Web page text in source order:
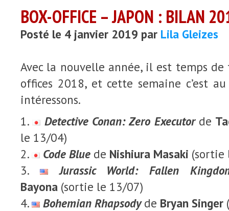
BOX-OFFICE – JAPON : BILAN
Posté le 4 janvier 2019 par Lila Gleizes
Avec la nouvelle année, il est temps
offices 2018, et cette semaine c’est
intéressons.
Detective Conan: Zero Executorde
le 13/04)
Code Blue de Nishiura Masaki (sortie
Jurassic World: Fallen
Bayona (sortie le 13/07)
Bohemian Rhapsodyde Bryan Singer